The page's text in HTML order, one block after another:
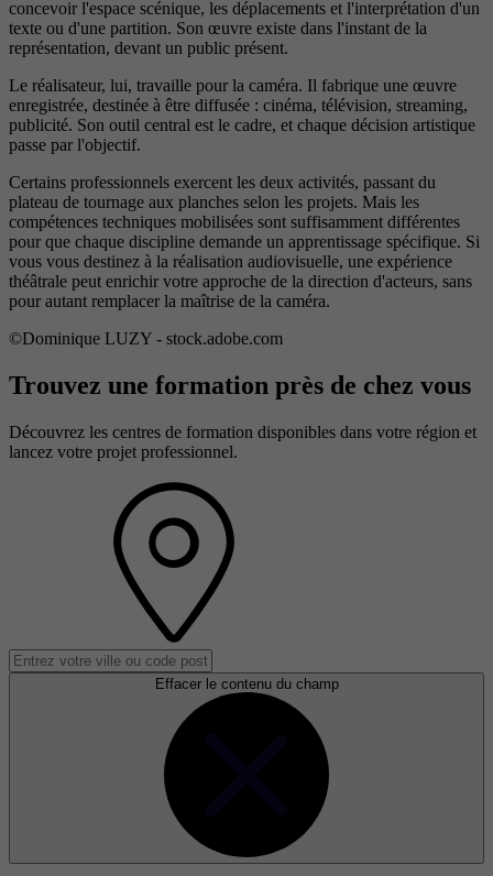
concevoir l'espace scénique, les déplacements et l'interprétation d'un
texte ou d'une partition. Son œuvre existe dans l'instant de la
représentation, devant un public présent.
Le réalisateur, lui, travaille pour la caméra. Il fabrique une œuvre
enregistrée, destinée à être diffusée : cinéma, télévision, streaming,
publicité. Son outil central est le cadre, et chaque décision artistique
passe par l'objectif.
Certains professionnels exercent les deux activités, passant du
plateau de tournage aux planches selon les projets. Mais les
compétences techniques mobilisées sont suffisamment différentes
pour que chaque discipline demande un apprentissage spécifique. Si
vous vous destinez à la réalisation audiovisuelle, une expérience
théâtrale peut enrichir votre approche de la direction d'acteurs, sans
pour autant remplacer la maîtrise de la caméra.
©Dominique LUZY - stock.adobe.com
Trouvez une formation près de chez vous
Découvrez les centres de formation disponibles dans votre région et
lancez votre projet professionnel.
Effacer le contenu du champ